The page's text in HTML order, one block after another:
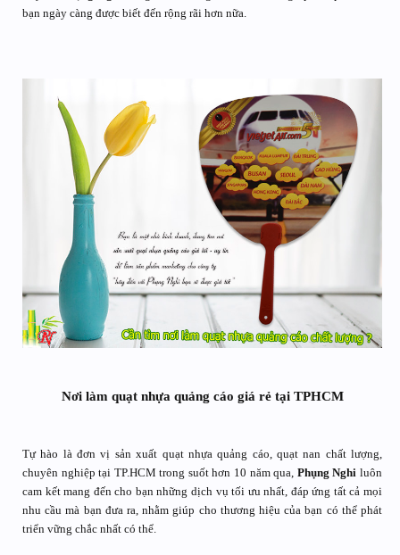
bạn ngày càng được biết đến rộng rãi hơn nữa.
Nơi làm quạt nhựa quảng cáo giá rẻ tại TPHCM
Tự hào là đơn vị sản xuất quạt nhựa quảng cáo, quạt nan chất lượng,
chuyên nghiệp tại TP.HCM trong suốt hơn 10 năm qua, Phụng Nghi luôn
cam kết mang đến cho bạn những dịch vụ tối ưu nhất, đáp ứng tất cả mọi
nhu cầu mà bạn đưa ra, nhằm giúp cho thương hiệu của bạn có thể phát
triển vững chắc nhất có thể.